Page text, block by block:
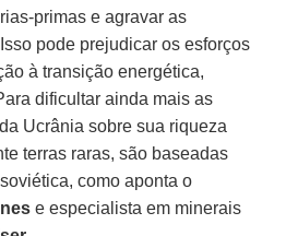
primas e agravar as
pode prejudicar os esforços
à transição energética,
dificultar ainda mais as
Ucrânia sobre sua riqueza
terras raras, são baseadas
como aponta o
e especialista em minerais